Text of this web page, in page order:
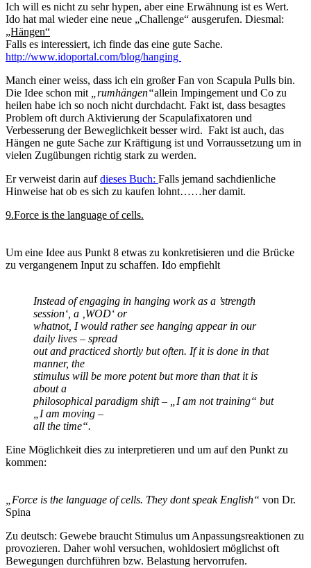
Ich will es nicht zu sehr hypen, aber eine Erwähnung ist es Wert.
Ido hat mal wieder eine neue „Challenge“ ausgerufen. Diesmal:
„Hängen“
Falls es interessiert, ich finde das eine gute Sache.
http://www.idoportal.com/blog/hanging
Manch einer weiss, dass ich ein großer Fan von Scapula Pulls bin.
Die Idee schon mit
„rumhängen“allein Impingement und Co zu
heilen habe ich so noch nicht durchdacht. Fakt ist, dass besagtes
Problem oft durch Aktivierung der Scapulafixatoren und
Verbesserung der Beweglichkeit besser wird. Fakt ist auch, das
Hängen ne gute Sache zur Kräftigung ist und Vorraussetzung um in
vielen Zugübungen richtig stark zu werden.
Er verweist darin aufdieses Buch: Falls jemand sachdienliche
Hinweise hat ob es sich zu kaufen lohnt……her damit.
9.Force is the language of cells.
Um eine Idee aus Punkt 8 etwas zu konkretisieren und die Brücke
zu vergangenem Input zu schaffen. Ido empfiehlt
Instead of engaging in hanging work as a ’strength
session‘, a ‚WOD‘ or
whatnot, I would rather see hanging appear in our
daily lives – spread
out and practiced shortly but often. If it is done in that
manner, the
stimulus will be more potent but more than that it is
about a
philosophical paradigm shift – „I am not training“ but
„I am moving –
all the time“.
Eine Möglichkeit dies zu interpretieren und um auf den Punkt zu
kommen:
„Force is the language of cells. They dont speak English“ von Dr.
Spina
Zu deutsch: Gewebe braucht Stimulus um Anpassungsreaktionen zu
provozieren. Daher wohl versuchen, wohldosiert möglichst oft
Bewegungen durchführen bzw. Belastung hervorrufen.